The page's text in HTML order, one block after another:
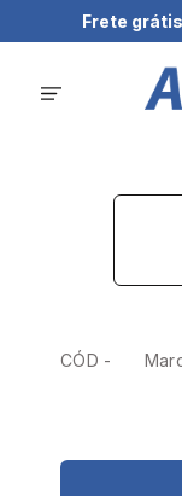
Frete grátis
CÓD -